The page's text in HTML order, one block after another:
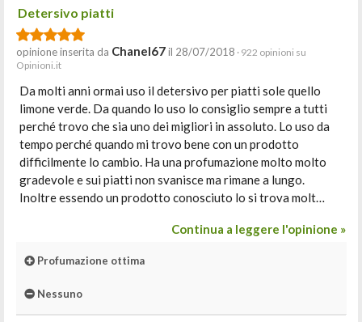
Detersivo piatti
opinione inserita da Chanel67il 28/07/2018 · 922 opinioni su
Opinioni.it
Da molti anni ormai uso il detersivo per piatti sole quello
limone verde. Da quando lo uso lo consiglio sempre a tutti
perché trovo che sia uno dei migliori in assoluto. Lo uso da
tempo perché quando mi trovo bene con un prodotto
difficilmente lo cambio. Ha una profumazione molto molto
gradevole e sui piatti non svanisce ma rimane a lungo.
Inoltre essendo un prodotto conosciuto lo si trova molt…
Continua a leggere l'opinione »
Profumazione ottima
Nessuno